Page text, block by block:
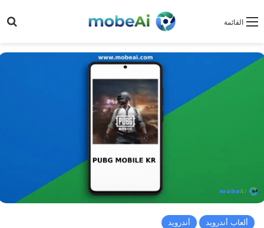
القائمة
ألعاب أندرويد أندرويد